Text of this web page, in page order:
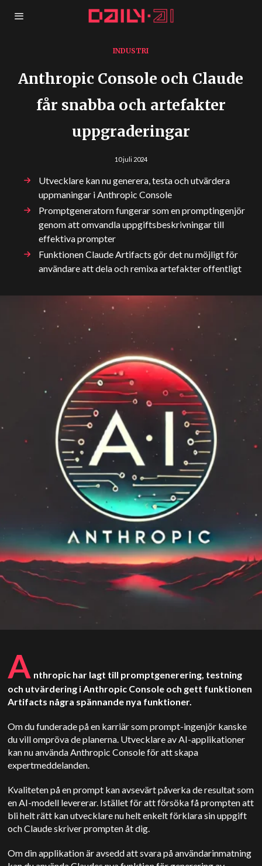
INDUSTRI
Anthropic Console och Claude
får snabba och artefakter
uppgraderingar
10 juli 2024
Utvecklare kan nu generera, testa och utvärdera
uppmaningar i Anthropic Console
Promptgeneratorn fungerar som en promptingenjör
genom att omvandla uppgiftsbeskrivningar till
effektiva prompter
Funktionen Claude Artifacts gör det nu möjligt för
användare att dela och remixa artefakter offentligt
A nthropic har lagt till promptgenerering, testning
och utvärdering i Anthropic Console och gett funktionen
Artifacts några spännande nya funktioner.
Om du funderade på en karriär som prompt-ingenjör kanske
du vill ompröva de planerna. Utvecklare av AI-applikationer
kan nu använda Anthropic Console för att skapa
expertmeddelanden.
Kvaliteten på en prompt kan avsevärt påverka de resultat som
en AI-modell levererar. Istället för att försöka få prompten att
bli helt rätt kan utvecklare nu helt enkelt förklara sin uppgift
och Claude skriver prompten åt dig.
Om din applikation är avsedd att svara på användarinmatning